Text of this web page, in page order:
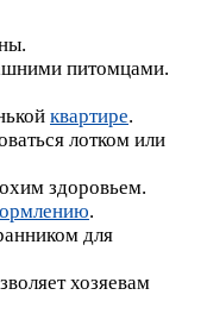
питомцами.
квартире.
лотком или
здоровьем.
.
для
хозяевам